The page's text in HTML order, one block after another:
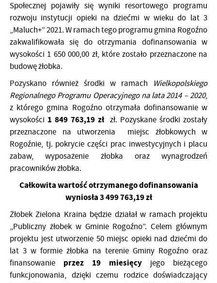
Społecznej pojawiły się wyniki resortowego programu
rozwoju instytucji opieki na dziećmi w wieku do lat 3
„Maluch+” 2021. W ramach tego programu gmina Rogoźno
zakwalifikowała się do otrzymania dofinansowania w
wysokości 1 650 000,00 zł, które zostało przeznaczone na
budowę żłobka.
Pozyskano również środki w ramach Wielkopolskiego
Regionalnego Programu Operacyjnego na lata 2014 – 2020,
z którego gmina Rogoźno otrzymała dofinansowanie w
wysokości 1 849 763,19 złzł. Pozyskane środki zostały
przeznaczone na utworzenia miejsc żłobkowych w
Rogoźnie, tj. pokrycie części prac inwestycyjnych i placu
zabaw, wyposażenie żłobka oraz wynagrodzeń
pracowników żłobka.
Całkowita wartość otrzymanego dofinansowania
wyniosła 3 499 763,19 zł
Żłobek Zielona Kraina będzie działał w ramach projektu
„Publiczny żłobek w Gminie Rogoźno”. Celem głównym
projektu jest utworzenie 50 miejsc opieki nad dziećmi do
lat 3 w formie żłobka na terenie Gminy Rogoźno oraz
finansowanie przez 19 miesięcy jego bieżącego
funkcjonowania, dzięki czemu rodzice doświadczający